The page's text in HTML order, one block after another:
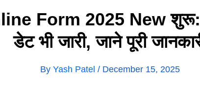
Form 2025 New शुरू:
डेट भी जारी, जाने पूरी
By Yash Patel / December 15, 2025